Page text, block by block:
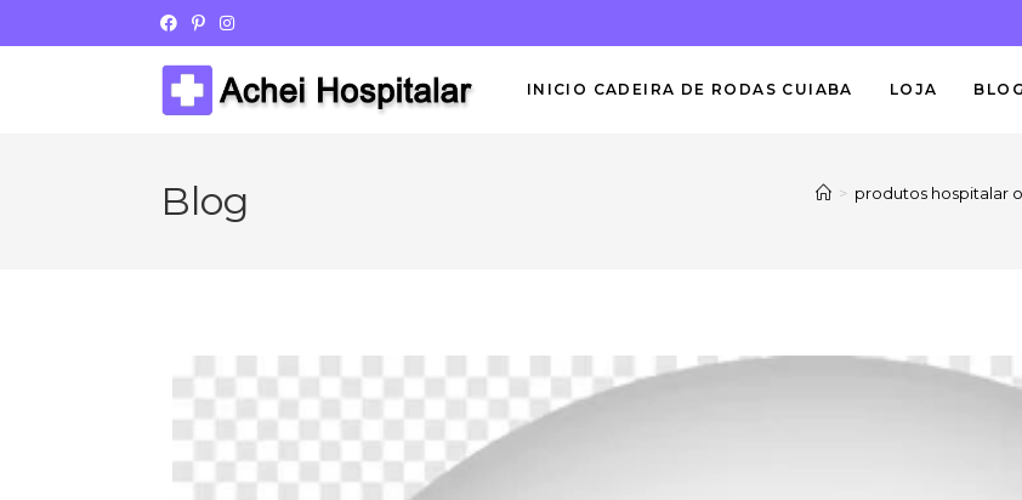
INICIO CADEIRA DE RODAS CUIABA LOJA BLOG
Blog > produtos hospitalar